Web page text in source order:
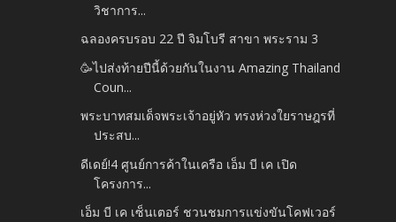
วิชาการ...
ฉลองครบรอบ 22 ปี จิมโบรี สาขา พระราม 3
🥳ไปส่งท้ายปีนี้ด้วยกันในงาน Amazing Thailand
Coun...
พระบาทสมเด็จพระเจ้าอยู่หัว ทรงห่วงใยราษฎรที่
ประสบ...
ดีเดย์!4 ศูนย์การค้าในเครือ เอ็ม บี เค เปิด
โครงการ...
เอ็ม บี เค เซ็นเตอร์ ชวนชมการแข่งขันโคฟเวอร์